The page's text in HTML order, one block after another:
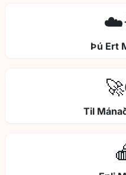
Þú Ert
Til